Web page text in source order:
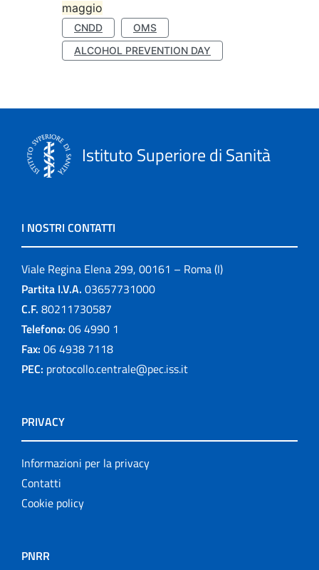
maggio
CNDD
OMS
ALCOHOL PREVENTION DAY
Istituto Superiore di Sanità
I NOSTRI CONTATTI
Viale Regina Elena 299, 00161 – Roma (I)
Partita I.V.A. 03657731000
C.F. 80211730587
Telefono: 06 4990 1
Fax: 06 4938 7118
PEC: protocollo.centrale@pec.iss.it
PRIVACY
Informazioni per la privacy
Contatti
Cookie policy
PNRR